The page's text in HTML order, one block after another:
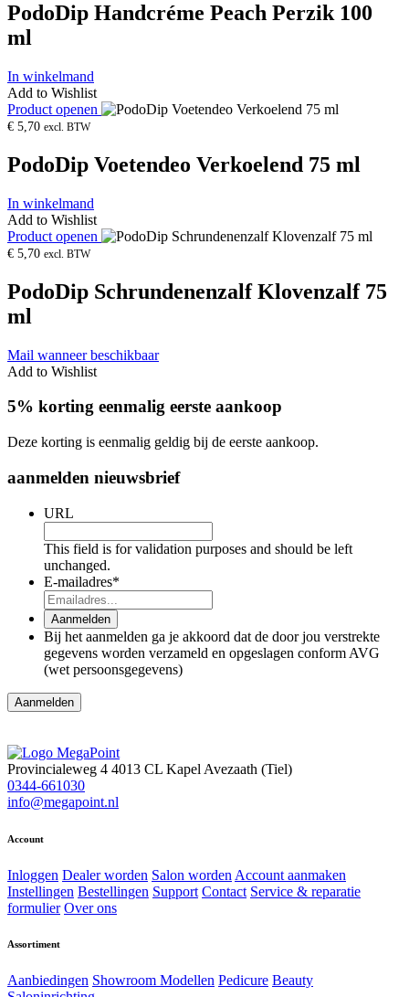
PodoDip Handcréme Peach Perzik 100
ml
In winkelmand
Add to Wishlist
Product openen
€ 5,70 excl. BTW
PodoDip Voetendeo Verkoelend 75 ml
In winkelmand
Add to Wishlist
Product openen
€ 5,70 excl. BTW
PodoDip Schrundenenzalf Klovenzalf 75
ml
Mail wanneer beschikbaar
Add to Wishlist
5% korting eenmalig eerste aankoop
Deze korting is eenmalig geldig bij de eerste aankoop.
aanmelden nieuwsbrief
URL
This field is for validation purposes and should be left
unchanged.
E-mailadres*
Aanmelden
Bij het aanmelden ga je akkoord dat de door jou verstrekte
gegevens worden verzameld en opgeslagen conform AVG
(wet persoonsgegevens)
Provincialeweg 4 4013 CL Kapel Avezaath (Tiel)
0344-661030
info@megapoint.nl
Account
Inloggen Dealer worden Salon worden Account aanmaken
Instellingen Bestellingen Support Contact Service & reparatie
formulier Over ons
Assortiment
Aanbiedingen Showroom Modellen Pedicure Beauty